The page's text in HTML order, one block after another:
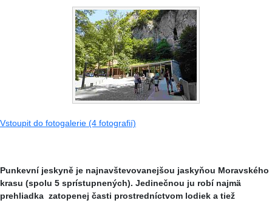
Vstoupit do fotogalerie (4 fotografií)
Punkevní jeskyně je najnavštevovanejšou jaskyňou Moravského
krasu (spolu 5 sprístupnených). Jedinečnou ju robí najmä
prehliadka zatopenej časti prostredníctvom lodiek a tiež